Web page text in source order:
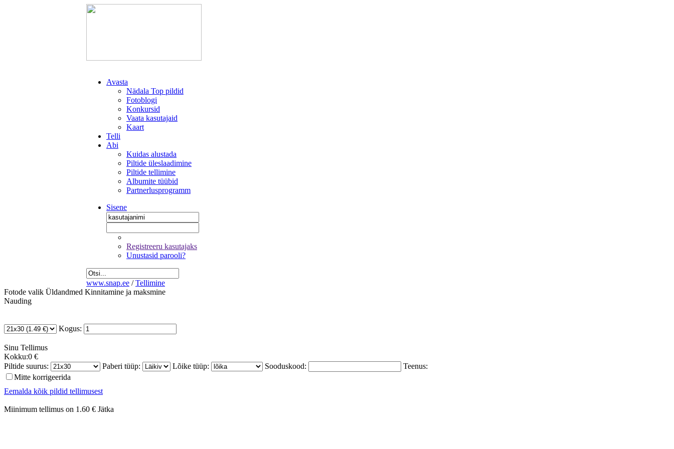
Avasta
Nädala Top pildid
Fotoblogi
Konkursid
Vaata kasutajaid
Kaart
Telli
Abi
Kuidas alustada
Piltide üleslaadimine
Piltide tellimine
Albumite tüübid
Partnerlusprogramm
Sisene
Registreeru kasutajaks
Unustasid parooli?
www.snap.ee / Tellimine
Fotode valik Üldandmed Kinnitamine ja maksmine
Nauding
Kogus:
Sinu Tellimus
Kokku:0 €
Piltide suurus:
Paberi tüüp: Lõike tüüp: Sooduskood:
Teenus:
Mitte korrigeerida
Eemalda kõik pildid tellimusest
Miinimum tellimus on 1.60 € Jätka